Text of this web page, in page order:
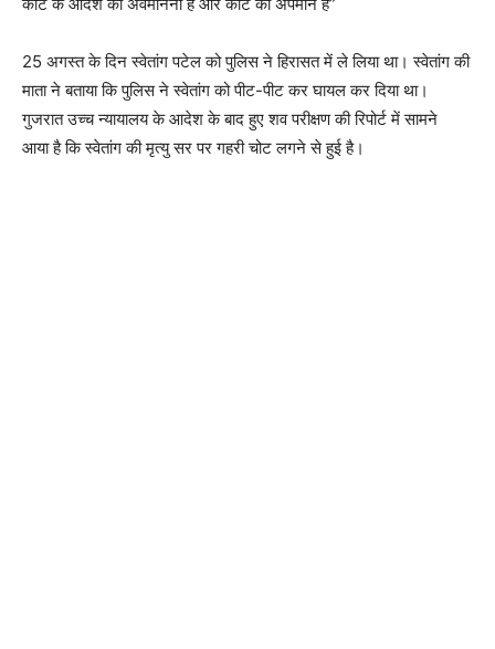
25 अगस्त के दिन स्वेतांग पटेल को पुलिस ने हिरासत में ले लिया था। स्वेतांग की
माता ने बताया कि पुलिस ने स्वेतांग को पीट-पीट कर घायल कर दिया था।
गुजरात उच्च न्यायालय के आदेश के बाद हुए शव परीक्षण की रिपोर्ट में सामने
आया है कि स्वेतांग की मृत्यु सर पर गहरी चोट लगने से हुई है।